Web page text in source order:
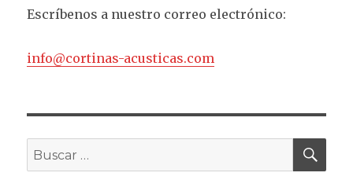
Escríbenos a nuestro correo electrónico:
info@cortinas-acusticas.com
Buscar
por: